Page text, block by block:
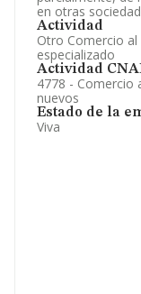
en otras
Actividad
Otro Comercio
especializado
Actividad
4778 - Comercio
nuevos
Estado de la
Viva